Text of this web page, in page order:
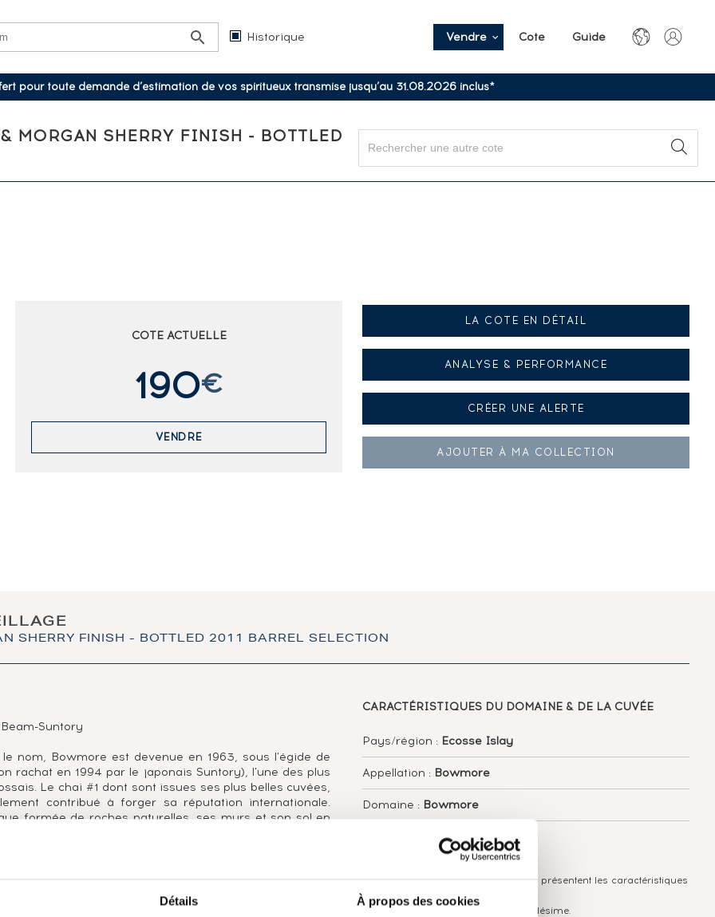
Détails À propos des cookies
Historique Vendre Cote Guide
pour toute demande d’estimation de vos spiritueux transmise jusqu’au 31.08.2026 inclus*
MORGAN SHERRY FINISH - BOTTLED
COTE ACTUELLE
190€
VENDRE
LA COTE EN DÉTAIL
ANALYSE & PERFORMANCE
CRÉER UNE ALERTE
AJOUTER À MA COLLECTION
SHERRY FINISH - BOTTLED 2011 BARREL SELECTION
Suntory
nom, Bowmore est devenue en 1963, sous l'égide de
rachat en 1994 par le japonais Suntory), l'une des plus
Le chai #1 dont sont issues ses plus belles cuvées,
contribué à forger sa réputation internationale.
formée de roches naturelles, ses murs et son sol en
mer. Ancrée dans la tradition, Bowmore est l'une des
maltage de l'orge nécessaire à la production de son
1964) ou en ex-fûts de sherry (Black Bowmore
parvient toujours à faire ressurgir cette pointe de
CARACTÉRISTIQUES DU DOMAINE & DE LA CUVÉE
Pays/région : Ecosse Islay
Appellation : Bowmore
Domaine : Bowmore
Ambré
Les informations publiées ci-dessus présentent les caractéristiques
actuelles du spiritueux concerné.
Elles ne sont pas spécifiques au millésime.